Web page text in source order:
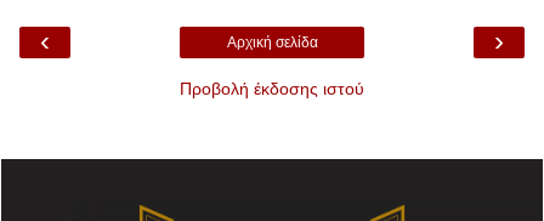
‹ ›
Αρχική σελίδα
Προβολή έκδοσης ιστού